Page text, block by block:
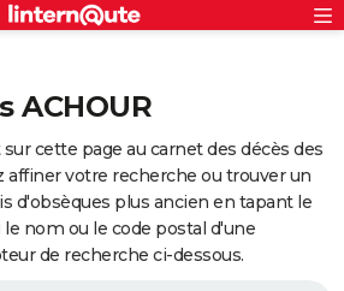
ACHOUR
cette page au carnet des décès des
affiner votre recherche ou trouver un
d'obsèques plus ancien en tapant le
nom ou le code postal d'une
de recherche ci-dessous.